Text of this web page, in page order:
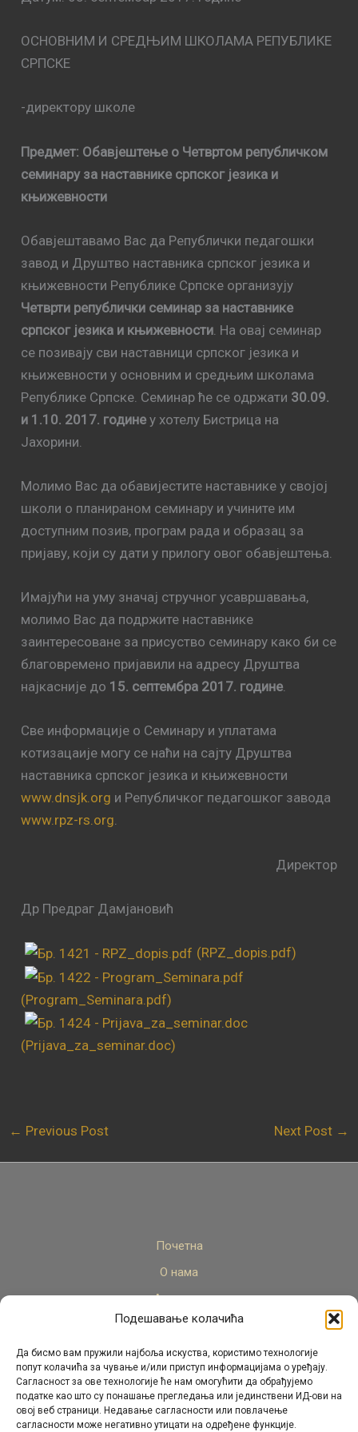
Подешавање колачића
Да бисмо вам пружили најбоља искуства, користимо технологије
попут колачића за чување и/или приступ информацијама о уређају.
Сагласност за ове технологије ће нам омогућити да обрађујемо
податке као што су понашање прегледања или јединствени ИД-ови на
овој веб страници. Недавање сагласности или повлачење
сагласности може негативно утицати на одређене функције.
ОСНОВНИМ И СРЕДЊИМ ШКОЛАМА РЕПУБЛИКЕ
СРПСКЕ
-директору школе
Предмет: Обавјештење о Четвртом републичком
семинару за наставнике српског језика и
књижевности
Обавјештавамо Вас да Републички педагошки
завод и Друштво наставника српског језика и
књижевности Републике Српске организују
Четврти републички семинар за наставнике
српског језика и књижевности . На овај семинар
се позивају сви наставници српског језика и
књижевности у основним и средњим школама
Републике Српске. Семинар ће се одржати 30.09.
и 1.10. 2017. године у хотелу Бистрица на
Јахорини.
Молимо Вас да обавијестите наставнике у својој
школи о планираном семинару и учините им
доступним позив, програм рада и образац за
пријаву, који су дати у прилогу овог обавјештења.
Имајући на уму значај стручног усавршавања,
молимо Вас да подржите наставнике
заинтересоване за присуство семинару како би се
благовремено пријавили на адресу Друштва
најкасније до 15. септембра 2017. године.
Све информације о Семинару и уплатама
котизацаије могу се наћи на сајту Друштва
наставника српског језика и књижевности
www.dnsjk.org и Републичког педагошког завода
www.rpz-rs.org.
Директор
Др Предраг Дамјановић
(RPZ_dopis.pdf)
(Program_Seminara.pdf)
(Prijava_za_seminar.doc)
← Previous Post Next Post →
Почетна
О нама
Актуелно
Стручни кадар
Пројекти
Архива
Контакт